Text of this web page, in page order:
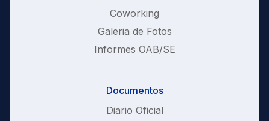
Coworking
Galeria de Fotos
Informes OAB/SE
Documentos
Diario Oficial